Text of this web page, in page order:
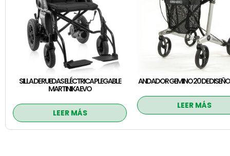
SILLA DE RUEDAS ELÉCTRICA PLEGABLE
MARTINIKA EVO
LEER MÁS
ANDADOR GEMINO 20 DE
LEER MÁS